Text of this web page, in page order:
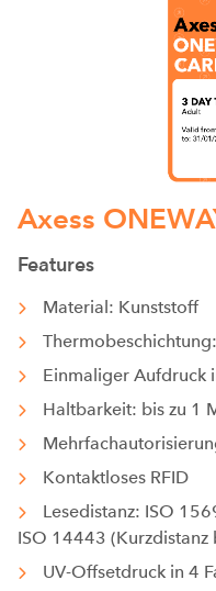
Axess
Features
Material: Kunststoff
Einmaliger Aufdruck
Haltbarkeit: bis zu 1
Kontaktloses RFID
Lesedistanz: ISO
ISO 14443 (Kurzdistanz
UV-Offsetdruck in 4